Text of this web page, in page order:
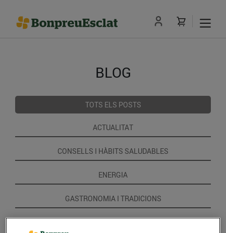
BLOG
TOTS ELS POSTS
ACTUALITAT
CONSELLS I HÀBITS SALUDABLES
ENERGIA
GASTRONOMIA I TRADICIONS